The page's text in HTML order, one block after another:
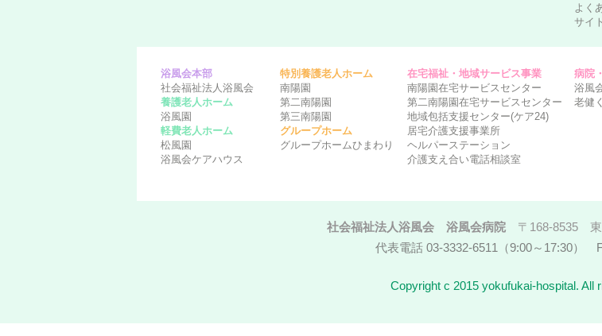
よく
サイ
浴風会本部
社会福祉法人浴風会
養護老人ホーム
浴風園
軽費老人ホーム
松風園
浴風会ケアハウス
特別養護老人ホーム
南陽園
第二南陽園
第三南陽園
グループホーム
グループホームひまわり
在宅福祉・地域サービス事業
南陽園在宅サービスセンター
第二南陽園在宅サービスセンター
地域包括支援センター(ケア24)
居宅介護支援事業所
ヘルパーステーション
介護支え合い電話相談室
病院
浴風
老健
社会福祉法人浴風会 浴風会病院〒168-8535 東
代表電話 03-3332-6511（9:00～17:30）
Copyright c 2015 yokufukai-hospital. All